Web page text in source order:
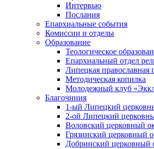
Интервью
Послания
Епархиальные события
Комиссии и отделы
Образование
Теологическое
Епархиальный отдел
Липецкая
Методическая копилка
Молодежный клуб
Благочиния
1-ый Липецкий
2-ой Липецкий
Воловский церковный
Грязинский церковный
Добринский церковный